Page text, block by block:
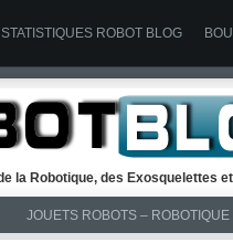
STATISTIQUES ROBOT BLOG
la Robotique, des Exosquelettes
JOUETS ROBOTS –